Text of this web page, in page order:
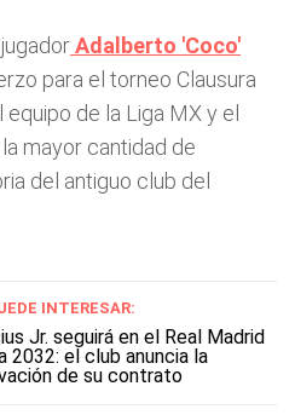
Adalberto 'Coco'
para el torneo Clausura
de la Liga MX y el
mayor cantidad de
del antiguo club del
INTERESAR:
Jr. seguirá en el Real Madrid
2032: el club anuncia la
de su contrato